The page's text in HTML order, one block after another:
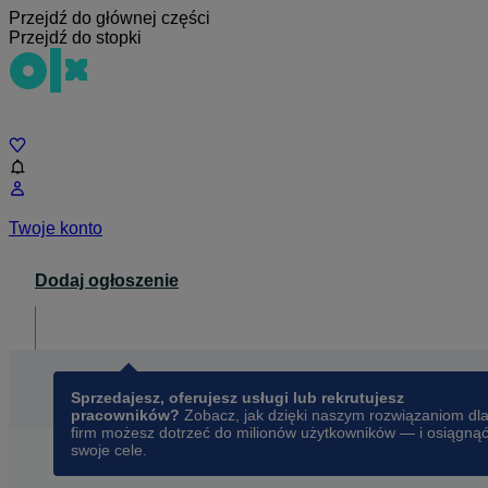
Przejdź do głównej części
Przejdź do stopki
Twoje konto
Dodaj ogłoszenie
Sprzedajesz, oferujesz usługi lub rekrutujesz
pracowników? Zobacz, jak dzięki naszym rozwiązaniom dla
firm możesz dotrzeć do milionów użytkowników — i osiągnąć
swoje cele.